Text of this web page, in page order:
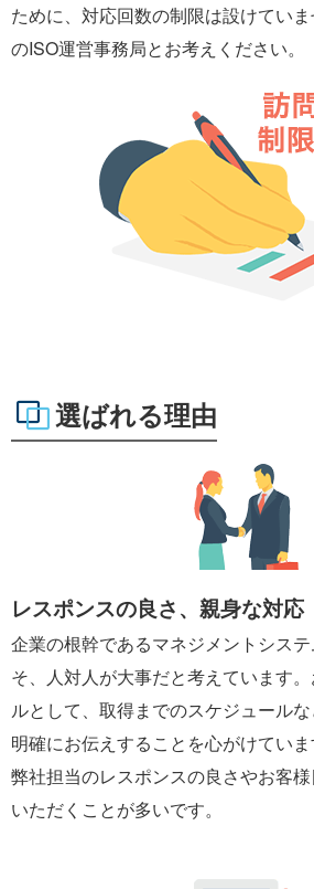
ために、対応回数の制限は設けてい
のISO運営事務局とお考えください。
選ばれる理由
レスポンスの良さ、親身な対応
企業の根幹であるマネジメントシス
そ、人対人が大事だと考えています
ルとして、取得までのスケジュールな
明確にお伝えすることを心がけていま
弊社担当のレスポンスの良さやお客
いただくことが多いです。